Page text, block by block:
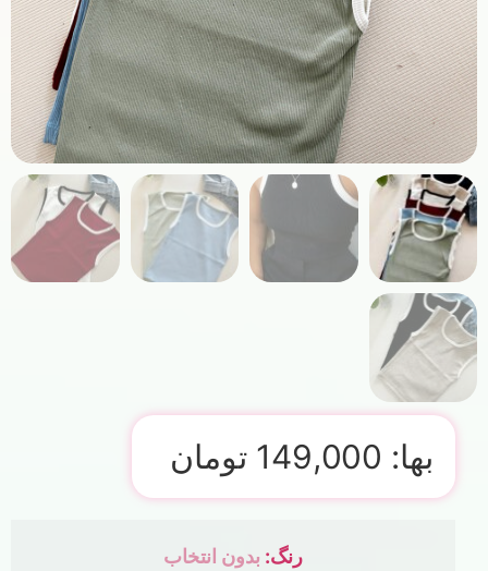
بها: 149,000 تومان
رنگ: بدون انتخاب